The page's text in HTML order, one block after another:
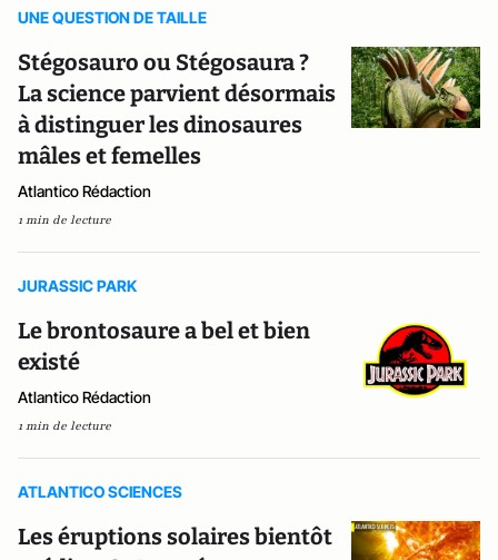
UNE QUESTION DE TAILLE
Stégosauro ou Stégosaura ?
La science parvient désormais
à distinguer les dinosaures
mâles et femelles
Atlantico Rédaction
1 min de lecture
JURASSIC PARK
Le brontosaure a bel et bien
existé
Atlantico Rédaction
1 min de lecture
ATLANTICO SCIENCES
Les éruptions solaires bientôt